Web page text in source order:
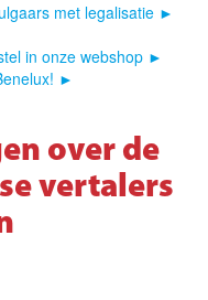
met legalisatie ►
in onze webshop ►
►
over de
vertalers